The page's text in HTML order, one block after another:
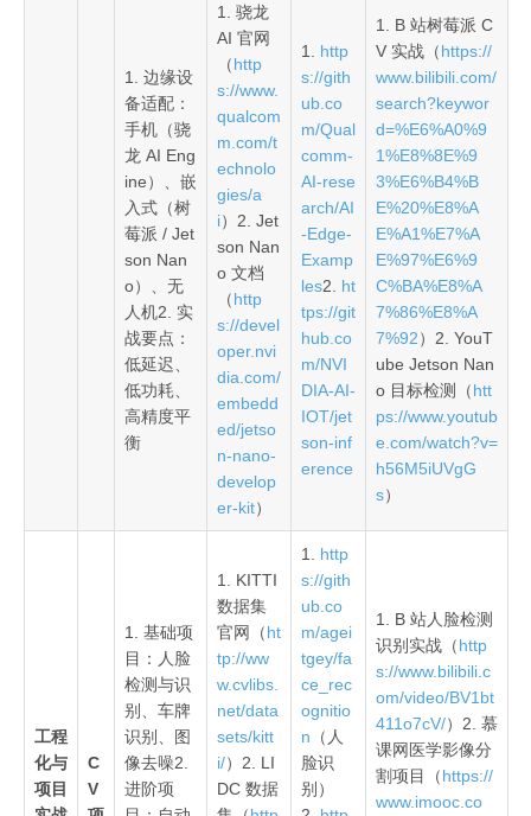
1. 边缘设
备适配：
手机（骁
龙 AI Eng
ine）、嵌
入式（树
莓派 / Jet
son Nan
o）、无
人机2. 实
战要点：
低延迟、
低功耗、
高精度平
衡
1. 骁龙
AI 官网
（http
s://www.
qualcom
m.com/t
echnolo
gies/a
i）2. Jet
son Nan
o 文档
（http
s://devel
oper.nvi
dia.com/
embedd
ed/jetso
n-nano-
develop
er-kit）
1. http
s://gith
ub.co
m/Qual
comm-
AI-rese
arch/AI
-Edge-
Examp
les2. ht
tps://git
hub.co
m/NVI
DIA-AI-
IOT/jet
son-inf
erence
1. B 站树莓派 C
V 实战（https://
www.bilibili.com/
search?keywor
d=%E6%A0%9
1%E8%8E%9
3%E6%B4%B
E%20%E8%A
E%A1%E7%A
E%97%E6%9
C%BA%E8%A
7%86%E8%A
7%92）2. YouT
ube Jetson Nan
o 目标检测（htt
ps://www.youtub
e.com/watch?v=
h56M5iUVgG
s）
工程
化与
项目
C
V
1. 基础项
目：人脸
检测与识
别、车牌
识别、图
像去噪2.
进阶项
1. KITTI
数据集
官网（ht
tp://ww
w.cvlibs.
net/data
sets/kitt
i/）2. LI
DC 数据
1. http
s://gith
ub.co
m/agei
tgey/fa
ce_rec
ognitio
n （人
脸识
别）
1. B 站人脸检测
识别实战（http
s://www.bilibili.c
om/video/BV1bt
411o7cV/）2. 慕
课网医学影像分
割项目（https://
www.imooc.co